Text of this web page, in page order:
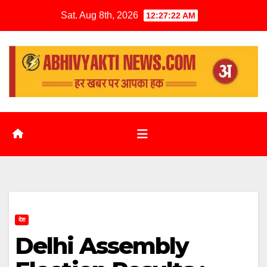
Sat. Aug 8th, 2026 12:27:23 AM
देश
Delhi Assembly